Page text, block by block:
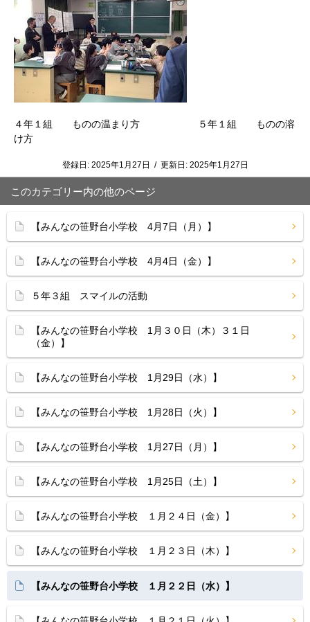
４年１組 ものの温まり方 ５年１組 ものの溶
け方
登録日: 2025年1月27日 / 更新日: 2025年1月27日
このカテゴリー内の他のページ
【みんなの笹野台小学校 4月7日（月）】
【みんなの笹野台小学校 4月4日（金）】
５年３組 スマイルの活動
【みんなの笹野台小学校 1月３０日（木）３１日
（金）】
【みんなの笹野台小学校 1月29日（水）】
【みんなの笹野台小学校 1月28日（火）】
【みんなの笹野台小学校 1月27日（月）】
【みんなの笹野台小学校 1月25日（土）】
【みんなの笹野台小学校 １月２４日（金）】
【みんなの笹野台小学校 １月２３日（木）】
【みんなの笹野台小学校 １月２２日（水）】